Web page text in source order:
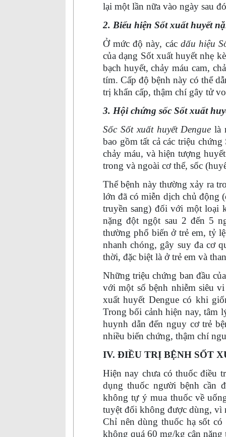
lại một lần nữa vào ngày sau
2. Biểu hiện Sốt xuất huyết
Ở mức độ này, các dấu hiệu
của dạng Sốt xuất huyết nhẹ
bạch huyết, chảy máu cam,
tím. Cấp độ bệnh này có thể
trị khẩn cấp, thậm chí gây tử
3. Hội chứng sốc Sốt xuất
Sốc Sốt xuất huyết Dengue là
bao gồm tất cả các triệu
chảy máu, và hiện tượng
trong và ngoài cơ thể, sốc
Thể bệnh này thường xảy ra
lớn đã có miễn dịch chủ động
truyền sang) đối với một loại
nặng đột ngột sau 2 đến 5
thường phổ biến ở trẻ em, tỷ
nhanh chóng, gây suy đa cơ
thời, đặc biệt là ở trẻ em và
Những triệu chứng ban đầu
với một số bệnh nhiễm siêu
xuất huyết Dengue có khi
Trong bối cảnh hiện nay, tâm
huynh dẫn đến nguy cơ trẻ
nhiều biến chứng, thậm chí
IV. ĐIỀU TRỊ BỆNH SỐT
Hiện nay chưa có thuốc điều
dụng thuốc người bệnh cần
không tự ý mua thuốc về
tuyệt đối không được dùng, vì
Chỉ nên dùng thuốc hạ sốt có
không quá 60 mg/kg cân